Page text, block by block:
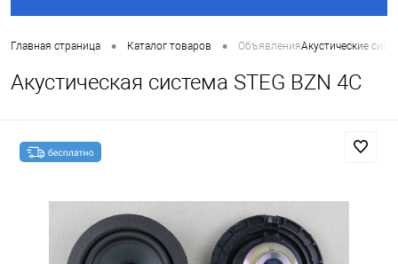
Главная страница • Каталог товаров • ОбъявленияАкустические
Акустическая система STEG BZN 4C